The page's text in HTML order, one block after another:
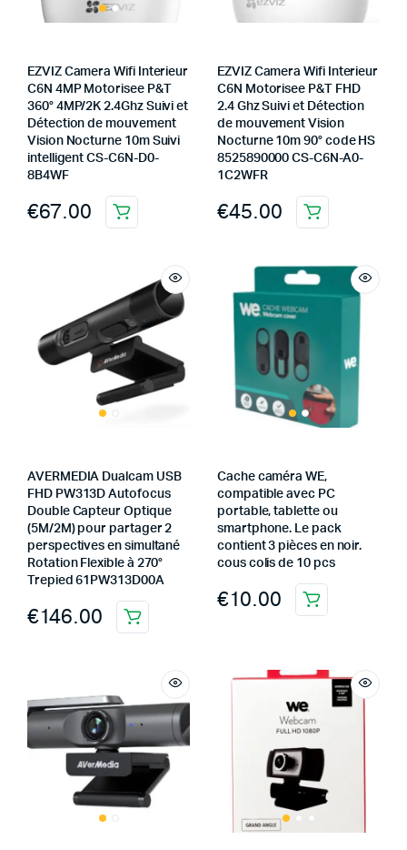
EZVIZ Camera Wifi Interieur
C6N 4MP Motorisee P&T
360° 4MP/2K 2.4Ghz Suivi et
Détection de mouvement
Vision Nocturne 10m Suivi
intelligent CS-C6N-D0-
8B4WF
€67.00
EZVIZ Camera Wifi Interieur
C6N Motorisee P&T FHD
2.4 Ghz Suivi et Détection
de mouvement Vision
Nocturne 10m 90° code HS
8525890000 CS-C6N-A0-
1C2WFR
€45.00
AVERMEDIA Dualcam USB
FHD PW313D Autofocus
Double Capteur Optique
(5M/2M) pour partager 2
perspectives en simultané
Rotation Flexible à 270°
Trepied 61PW313D00A
€146.00
Cache caméra WE,
compatible avec PC
portable, tablette ou
smartphone. Le pack
contient 3 pièces en noir.
cous colis de 10 pcs
€10.00